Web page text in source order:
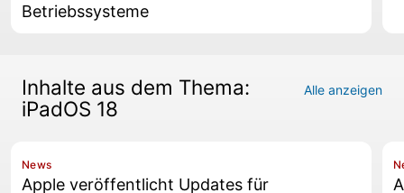
Betriebssysteme
Inhalte aus dem Thema:
iPadOS 18
Alle anzeigen
News
Apple veröffentlicht Updates für